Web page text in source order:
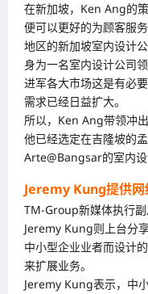
在新加坡，Ken Ang的
便可以更好的为顾客服
地区的新加坡室内设计公
身为一名室内设计公司
进军各大市场这是有必
需求已经日益扩大。
所以，Ken Ang带领冲
他已经选定在吉隆坡的
Arte@Bangsar的室内设
Jeremy Kung提供网
TM-Group新媒体执行
Jeremy Kung则上台分
中小型企业业者而设计
来扩展业务。
Jeremy Kung表示，中